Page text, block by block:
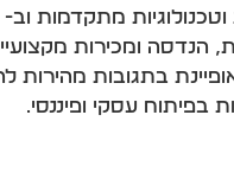
הנדסה ומכירות
בתגובות מהירות
בפיתוח עסקי ופיננסי.